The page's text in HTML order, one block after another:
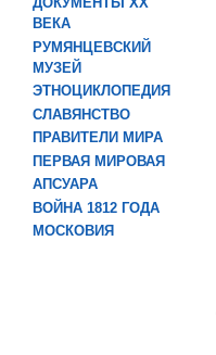
ДОКУМЕНТЫ XX
ВЕКА
РУМЯНЦЕВСКИЙ
МУЗЕЙ
ЭТНОЦИКЛОПЕДИЯ
СЛАВЯНСТВО
ПРАВИТЕЛИ МИРА
ПЕРВАЯ МИРОВАЯ
АПСУАРА
ВОЙНА 1812 ГОДА
МОСКОВИЯ